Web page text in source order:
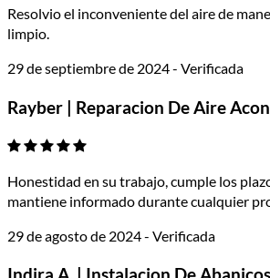
Resolvio el inconveniente del aire de
limpio.
29 de septiembre de 2024 - Verificada
Rayber | Reparacion De Aire
Honestidad en su trabajo, cumple los
mantiene informado durante cualquier
29 de agosto de 2024 - Verificada